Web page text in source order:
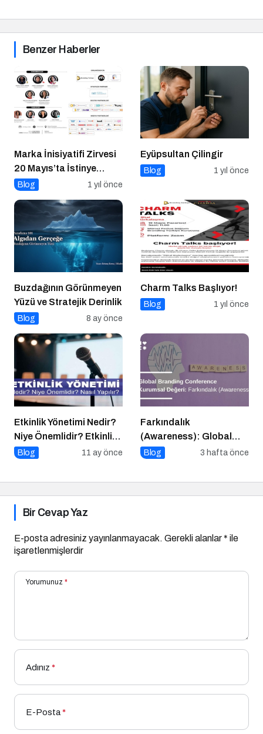
Benzer Haberler
Marka İnisiyatifi Zirvesi
20 Mayıs’ta İstinye
Üniversitesi’nde!
Blog 1 yıl önce
Eyüpsultan Çilingir
Blog 1 yıl önce
Buzdağının Görünmeyen
Yüzü ve Stratejik Derinlik
Blog 8 ay önce
Charm Talks Başlıyor!
Blog 1 yıl önce
Etkinlik Yönetimi Nedir?
Niye Önemlidir? Etkinlik
Yönetimi Nasıl Yapılır?
Blog 11 ay önce
Farkındalık
(Awareness): Global
Branding Conference
Blog 3 hafta önce
Bir Cevap Yaz
E-posta adresiniz yayınlanmayacak. Gerekli alanlar* ile
işaretlenmişlerdir
Yorumunuz *
Adınız *
E-Posta*